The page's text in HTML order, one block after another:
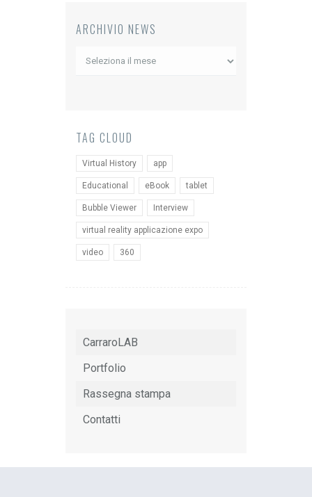
ARCHIVIO NEWS
Archivio
TAG CLOUD
Virtual History app
Educational eBook tablet
Bubble Viewer Interview
virtual reality applicazione expo
video 360
CarraroLAB
Portfolio
Rassegna stampa
Contatti